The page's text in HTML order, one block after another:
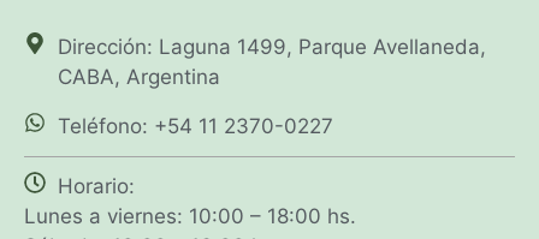
Dirección: Laguna 1499, Parque Avellaneda,
CABA, Argentina
Teléfono: +54 11 2370-0227
Horario:
Lunes a viernes: 10:00 – 18:00 hs.